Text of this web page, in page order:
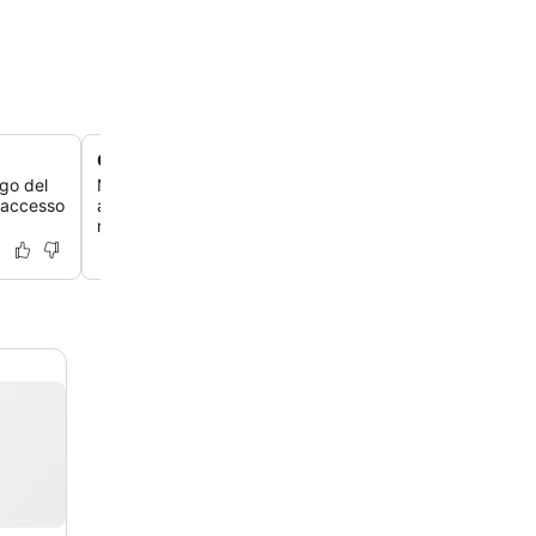
del
Centro fitness aperto 24 ore su 24
Mantieni la tua routine con l'accesso a un centro fitness
attrezzato e aperto 24 ore su 24, perfetto per gli ospiti
rimanere attivi durante i loro viaggi.